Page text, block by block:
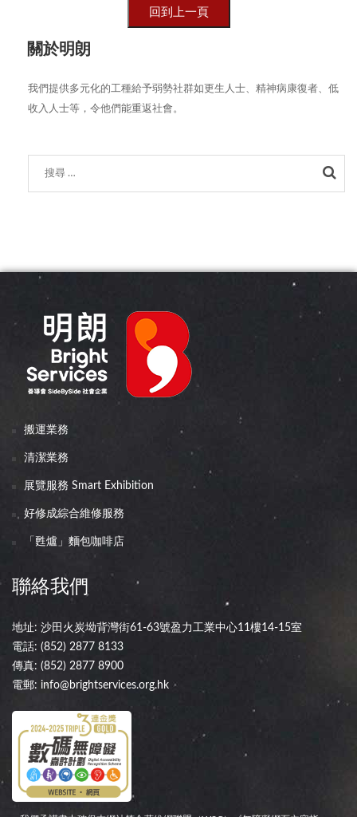
關於明朗
我們提供多元化的工種給予弱勢社群如更生人士、精神病康復者、低
收入人士等，令他們能重返社會。
搬運業務
清潔業務
展覽服務 Smart Exhibition
好修成綜合維修服務
「甦爐」麵包咖啡店
聯絡我們
地址: 沙田火炭坳背灣街61-63號盈力工業中心11樓14-15室
電話: (852) 2877 8133
傳真: (852) 2877 8900
電郵: info@brightservices.org.hk